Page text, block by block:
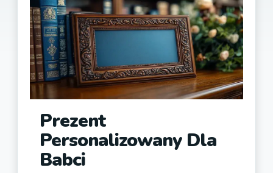
Prezent
Personalizowany Dla
Babci